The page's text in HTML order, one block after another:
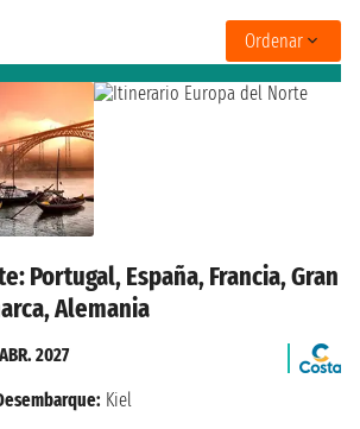
Ordenar
Portugal, España, Francia, Gran
Alemania
2027
Kiel